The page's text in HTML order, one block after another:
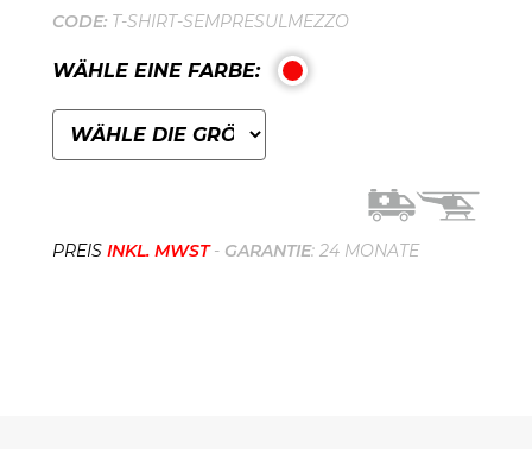
CODE: T-SHIRT-SEMPRESULMEZZO
WÄHLE EINE FARBE:
PREIS INKL. MWST - GARANTIE: 24 MONATE